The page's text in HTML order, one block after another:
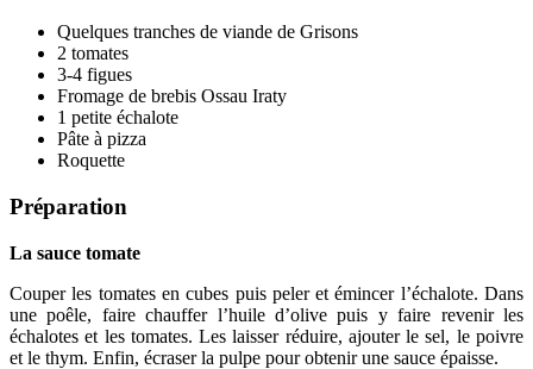
Quelques tranches de viande de Grisons
2 tomates
3-4 figues
Fromage de brebis Ossau Iraty
1 petite échalote
Pâte à pizza
Roquette
Préparation
La sauce tomate
Couper les tomates en cubes puis peler et émincer l’échalote. Dans
une poêle, faire chauffer l’huile d’olive puis y faire revenir les
échalotes et les tomates. Les laisser réduire, ajouter le sel, le poivre
et le thym. Enfin, écraser la pulpe pour obtenir une sauce épaisse.